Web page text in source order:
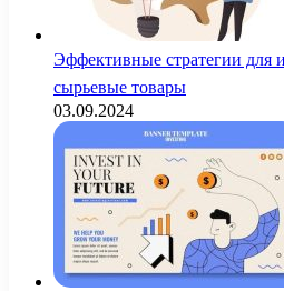
Эффективные стратегии для
сырьевые товары
03.09.2024